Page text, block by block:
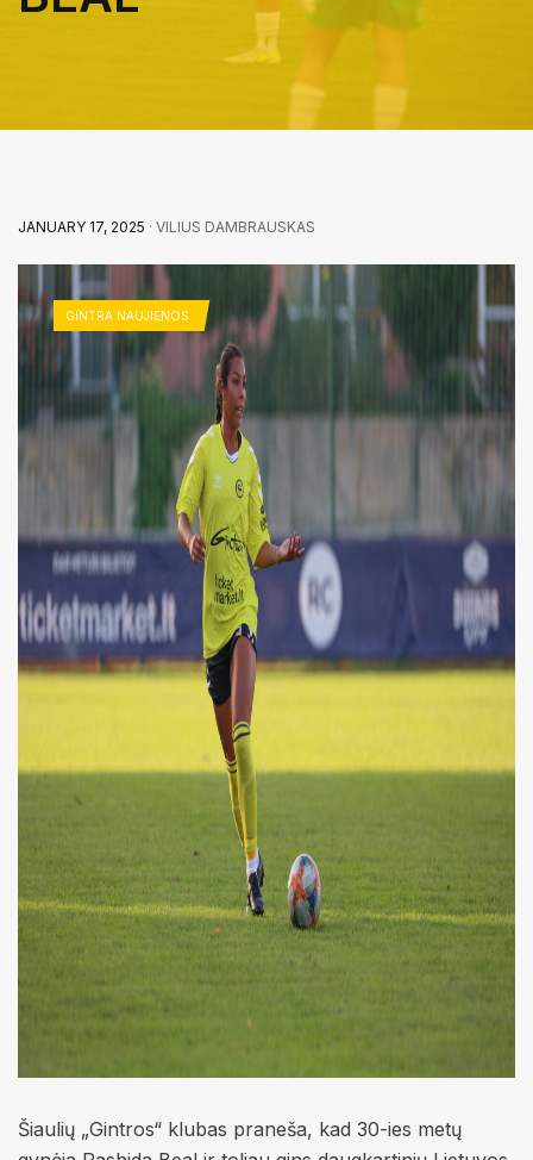
JANUARY 17, 2025 · VILIUS DAMBRAUSKAS
GINTRA NAUJIENOS
Šiaulių „Gintros“ klubas praneša, kad 30-ies metų